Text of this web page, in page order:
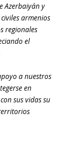
Azerbaiyán y
armenios
regionales
el
a nuestros
en
sus vidas su